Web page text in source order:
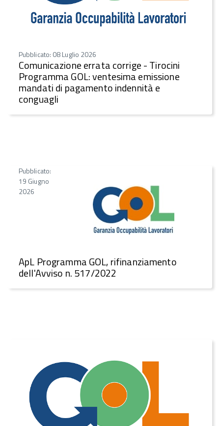
Pubblicato: 08 Luglio 2026
Comunicazione errata corrige - Tirocini
Programma GOL: ventesima emissione
mandati di pagamento indennità e
conguagli
Pubblicato:
19 Giugno
2026
ApL Programma GOL, rifinanziamento
dell'Avviso n. 517/2022